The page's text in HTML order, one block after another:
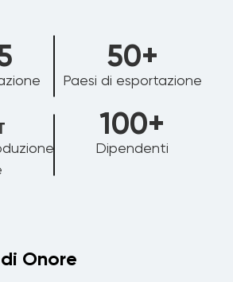
50+
Paesi di esportazione
100+
Dipendenti
Onore